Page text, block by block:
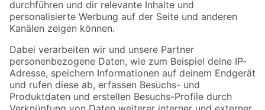
Folge uns
Zahlungsarten Versandarten